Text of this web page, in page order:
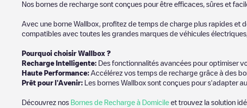
Nos bornes de recharge sont conçues pour être efficaces, sûres et
Avec une borne Wallbox, profitez de temps de charge plus rapides et
compatibles avec toutes les grandes marques de véhicules
Pourquoi choisir Wallbox ?
Recharge Intelligente: Des fonctionnalités avancées pour optimiser
Haute Performance: Accélérez vos temps de recharge grâce à des
Prêt pour l'Avenir:
Les bornes Wallbox sont conçues pour s'adapter
Découvrez nos Bornes de Recharge à Domicile et trouvez la solution